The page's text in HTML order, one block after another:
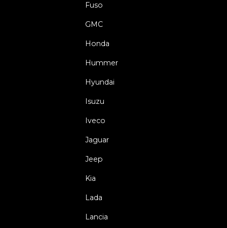
Fuso
GMC
Honda
Hummer
Hyundai
Isuzu
Iveco
Jaguar
Jeep
Kia
Lada
Lancia